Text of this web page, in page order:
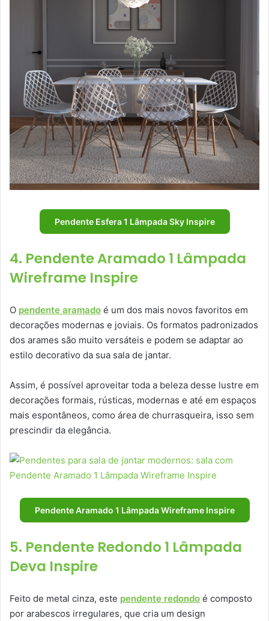
Pendente Esfera 1 Lâmpada Sky Inspire
4. Pendente Aramado 1 Lâmpada
Wireframe Inspire
O pendente aramado é um dos mais novos favoritos em
decorações modernas e joviais. Os formatos padronizados
dos arames são muito versáteis e podem se adaptar ao
estilo decorativo da sua sala de jantar.
Assim, é possível aproveitar toda a beleza desse lustre em
decorações formais, rústicas, modernas e até em espaços
mais espontâneos, como área de churrasqueira, isso sem
prescindir da elegância.
Pendente Aramado 1 Lâmpada Wireframe Inspire
5. Pendente Redondo 1 Lâmpada
Deva Inspire
Feito de metal cinza, este pendente redondo é composto
por arabescos irregulares, que cria um design